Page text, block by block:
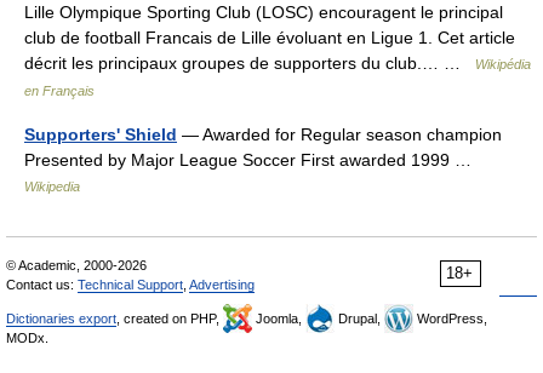
Lille Olympique Sporting Club (LOSC) encouragent le principal
club de football Francais de Lille évoluant en Ligue 1. Cet article
décrit les principaux groupes de supporters du club.… …
Wikipédia
en Français
Supporters' Shield — Awarded for Regular season champion
Presented by Major League Soccer First awarded 1999 …
Wikipedia
18+
© Academic, 2000-2026
Contact us: Technical Support Advertising
Dictionaries export , created on PHP, Joomla, Drupal,
WordPress,
MODx.